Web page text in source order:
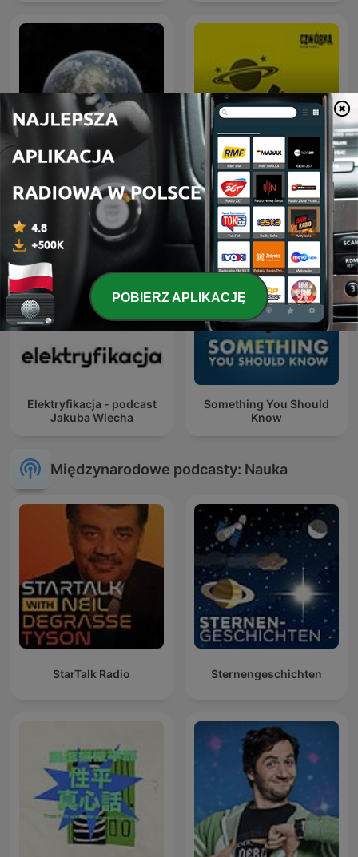
Radio Paranormalium -
wszystkie audycje
Ale kosmos!
Elektryfikacja - podcast
Jakuba Wiecha
Something You Should
Know
Międzynarodowe podcasty: Nauka
StarTalk Radio Sternengeschichten
POBIERZ APLIKACJĘ